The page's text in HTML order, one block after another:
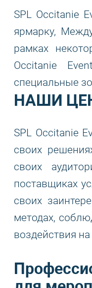
SPL Occitanie
ярмарку,
рамках
Occitanie
специальные
НАШИ
SPL Occitanie
своих
своих
поставщиках
своих
методах,
воздействия